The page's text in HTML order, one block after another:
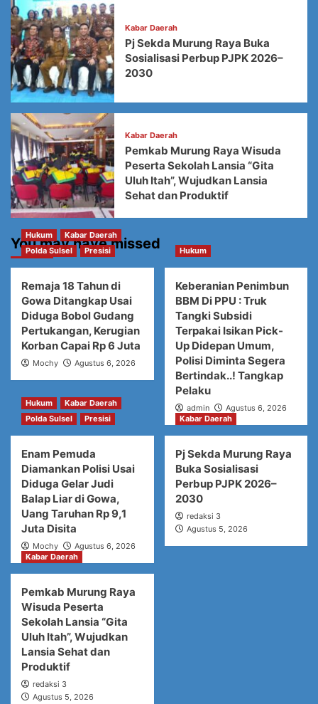
Kabar Daerah
Pj Sekda Murung Raya Buka
Sosialisasi Perbup PJPK 2026–
2030
Kabar Daerah
Pemkab Murung Raya Wisuda
Peserta Sekolah Lansia “Gita
Uluh Itah”, Wujudkan Lansia
Sehat dan Produktif
You may have missed
Hukum
Kabar Daerah
Polda Sulsel
Presisi
Remaja 18 Tahun di
Gowa Ditangkap Usai
Diduga Bobol Gudang
Pertukangan, Kerugian
Korban Capai Rp 6 Juta
Mochy Agustus 6, 2026
Hukum
Keberanian Penimbun
BBM Di PPU : Truk
Tangki Subsidi
Terpakai Isikan Pick-
Up Didepan Umum,
Polisi Diminta Segera
Bertindak..! Tangkap
Pelaku
admin Agustus 6, 2026
Hukum
Kabar Daerah
Polda Sulsel
Presisi
Enam Pemuda
Diamankan Polisi Usai
Diduga Gelar Judi
Balap Liar di Gowa,
Uang Taruhan Rp 9,1
Juta Disita
Mochy Agustus 6, 2026
Kabar Daerah
Pj Sekda Murung Raya
Buka Sosialisasi
Perbup PJPK 2026–
2030
redaksi 3
Agustus 5, 2026
Kabar Daerah
Pemkab Murung Raya
Wisuda Peserta
Sekolah Lansia “Gita
Uluh Itah”, Wujudkan
Lansia Sehat dan
Produktif
redaksi 3
Agustus 5, 2026